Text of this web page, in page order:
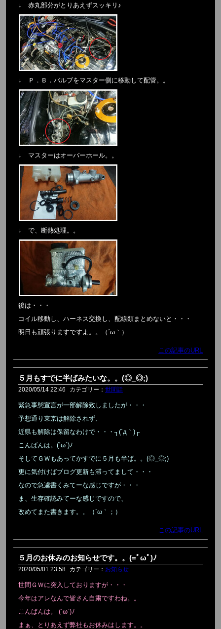
↓ 赤丸部分がとりあえずスッキリ♪
↓ Ｐ．Ｂ．バルブをマスター側に移動して配管。。
↓ マスターはオーバーホール。。
↓ で、断熱処理。。
後は・・・
コイル移動し、ハーネス交換し、配線類まとめないと・・・
明日も頑張りますですよ。。（´ω｀）
この記事のURL
５月もすでに半ばみたいな。。(◎_◎;)
2020/05/14 22:46 カテゴリー： 世間話
緊急事態宣言が一部解除致しましたが・・・
予想通り東京は解除されず、
近県も解除は保留なわけで・・・┐(´д｀)┌
こんばんは。(´ω`)ﾉ
そしてＧＷもあってかすでに５月も半ば。。(◎_◎;)
更に気付けばブログ更新も滞ってまして・・・
なので急遽書くみてーな感じですが・・・
ま、生存確認みてーな感じですので、
改めてまた書きます。。（´ω｀；）
この記事のURL
５月のお休みのお知らせです。。(=ﾟωﾟ)ﾉ
2020/05/01 23:58 カテゴリー： お知らせ
世間ＧＷに突入しておりますが・・・
今年はアレなんで皆さん自粛ですわね。。
こんばんは。 (´ω`)ﾉ
まぁ、とりあえず弊社もお休みはします。。